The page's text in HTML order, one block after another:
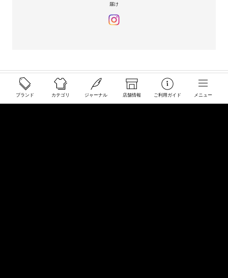
ブランド カテゴリ ジャーナル 店舗情報 ご利用ガイド メニュー
届け
ご利用ガイド
配送と送料について